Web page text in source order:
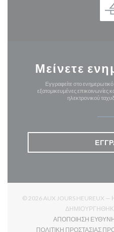
Μείνετε
Εγγραφείτε στο
εξατομικευμένες
ηλεκτρονικού
© 2026 AUX JOURS HEUREUX
ΑΠΟΠΟΊΗΣΗ
ΠΟΛΙΤΙΚΉ ΠΡΟΣΤΑΣΊΑΣ